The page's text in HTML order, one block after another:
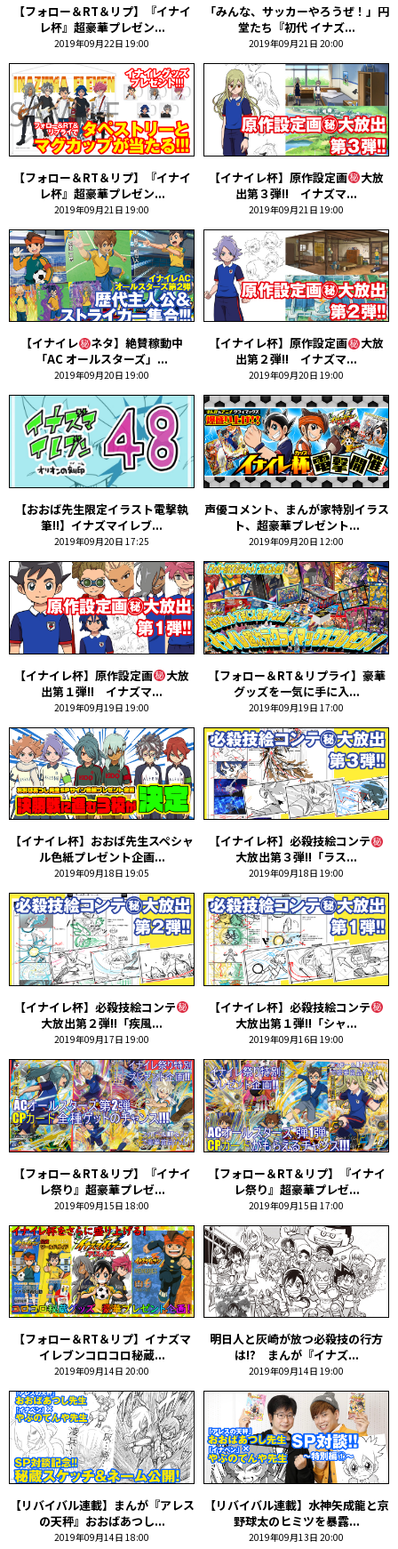
【フォロー＆RT＆リプ】『イナイ
レ杯』超豪華プレゼン...
2019年09月22日 19:00
「みんな、サッカーやろうぜ！」円
堂たち『初代 イナズ...
2019年09月21日 20:00
【フォロー＆RT＆リプ】『イナイ
レ杯』超豪華プレゼン...
2019年09月21日 19:00
【イナイレ杯】原作設定画
大放
出第３弾!! イナズマ...
2019年09月21日 19:00
【イナイレ
ネタ】絶賛稼動中
「AC オールスターズ」...
2019年09月20日 19:00
【イナイレ杯】原作設定画
大放
出第２弾!! イナズマ...
2019年09月20日 19:00
【おおば先生限定イラスト電撃執
筆!!】イナズマイレブ...
2019年09月20日 17:25
声優コメント、まんが家特別イラス
ト、超豪華プレゼント...
2019年09月20日 12:00
【イナイレ杯】原作設定画
大放
出第１弾!! イナズマ...
2019年09月19日 19:00
【フォロー＆RT＆リプライ】豪華
グッズを一気に手に入...
2019年09月19日 17:00
【イナイレ杯】おおば先生スペシャ
ル色紙プレゼント企画...
2019年09月18日 19:05
【イナイレ杯】必殺技絵コンテ
大放出第３弾!!「ラス...
2019年09月18日 19:00
【イナイレ杯】必殺技絵コンテ
大放出第２弾!!「疾風...
2019年09月17日 19:00
【イナイレ杯】必殺技絵コンテ
大放出第１弾!!「シャ...
2019年09月16日 19:00
【フォロー＆RT＆リプ】『イナイ
レ祭り』超豪華プレゼ...
2019年09月15日 18:00
【フォロー＆RT＆リプ】『イナイ
レ祭り』超豪華プレゼ...
2019年09月15日 17:00
【フォロー＆RT＆リプ】イナズマ
イレブンコロコロ秘蔵...
2019年09月14日 20:00
明日人と灰崎が放つ必殺技の行方
は!? まんが『イナズ...
2019年09月14日 19:00
【リバイバル連載】まんが『アレス
の天秤』おおばあつし...
2019年09月14日 18:00
【リバイバル連載】水神矢成龍と京
野球太のヒミツを暴露...
2019年09月13日 20:00